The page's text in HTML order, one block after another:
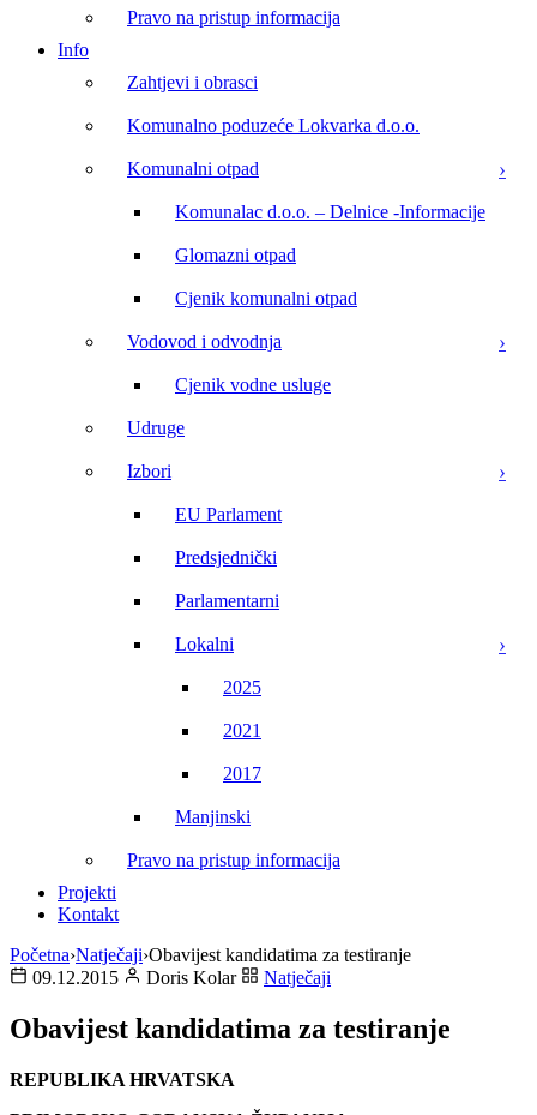
Pravo na pristup informacija
Info
Zahtjevi i obrasci
Komunalno poduzeće Lokvarka d.o.o.
Komunalni otpad
Komunalac d.o.o. – Delnice -Informacije
Glomazni otpad
Cjenik komunalni otpad
Vodovod i odvodnja
Cjenik vodne usluge
Udruge
Izbori
EU Parlament
Predsjednički
Parlamentarni
Lokalni
2025
2021
2017
Manjinski
Pravo na pristup informacija
Projekti
Kontakt
Početna›Natječaji›Obavijest kandidatima za testiranje
09.12.2015
Doris Kolar Natječaji
Obavijest kandidatima za testiranje
REPUBLIKA HRVATSKA